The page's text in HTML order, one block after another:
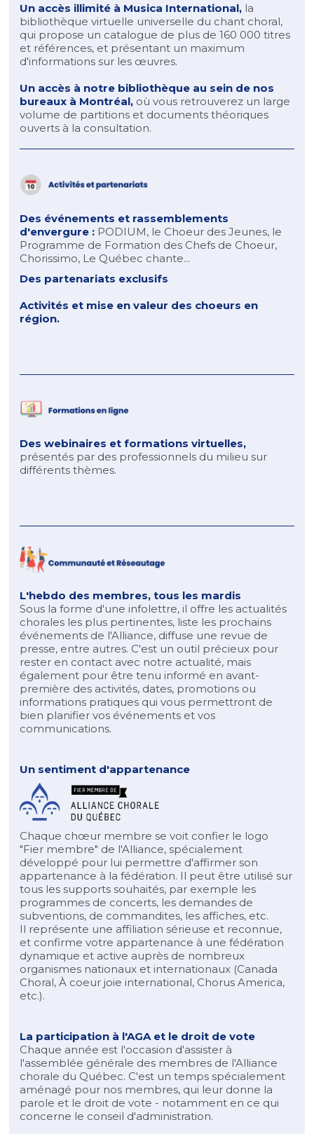
Un accès illimité à Musica International, la
bibliothèque virtuelle universelle du chant choral,
qui propose un catalogue de plus de 160 000 titres
et références, et présentant un maximum
d'informations sur les œuvres.
Un accès à notre bibliothèque au sein de nos
bureaux à Montréal, où vous retrouverez un large
volume de partitions et documents théoriques
ouverts à la consultation.
Des événements et rassemblements
d'envergure : PODIUM, le Choeur des Jeunes, le
Programme de Formation des Chefs de Choeur,
Chorissimo, Le Québec chante...
Des partenariats exclusifs
Activités et mise en valeur des choeurs en
région.
Des webinaires et formations virtuelles,
présentés par des professionnels du milieu sur
différents thèmes.
L'hebdo des membres, tous les mardis
Sous la forme d'une infolettre, il offre les actualités
chorales les plus pertinentes, liste les prochains
événements de l'Alliance, diffuse une revue de
presse, entre autres. C'est un outil précieux pour
rester en contact avec notre actualité, mais
également pour être tenu informé en avant-
première des activités, dates, promotions ou
informations pratiques qui vous permettront de
bien planifier vos événements et vos
communications.
Un sentiment d'appartenance
Chaque chœur membre se voit confier le logo
"Fier membre" de l'Alliance, spécialement
développé pour lui permettre d'affirmer son
appartenance à la fédération. Il peut être utilisé sur
tous les supports souhaités, par exemple les
programmes de concerts, les demandes de
subventions, de commandites, les affiches, etc.
Il représente une affiliation sérieuse et reconnue,
et confirme votre appartenance à une fédération
dynamique et active auprès de nombreux
organismes nationaux et internationaux (Canada
Choral, À coeur joie international, Chorus America,
etc.).
La participation à l'AGA et le droit de vote
Chaque année est l'occasion d'assister à
l'assemblée générale des membres de l'Alliance
chorale du Québec. C'est un temps spécialement
aménagé pour nos membres, qui leur donne la
parole et le droit de vote - notamment en ce qui
concerne le conseil d'administration.